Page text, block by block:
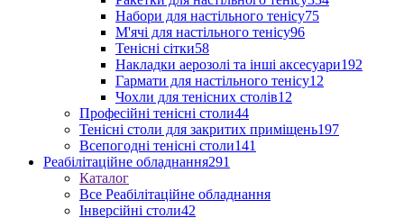
Набори для настільного тенісу75
М'ячі для настільного тенісу96
Тенісні сітки58
Накладки аерозолі та інші аксесуари192
Гармати для настільного тенісу12
Чохли для тенісних столів12
Професійні тенісні столи44
Тенісні столи для закритих приміщень197
Всепогодні тенісні столи141
Реабілітаційне обладнання291
Каталог
Все Реабілітаційне обладнання
Інверсійні столи42